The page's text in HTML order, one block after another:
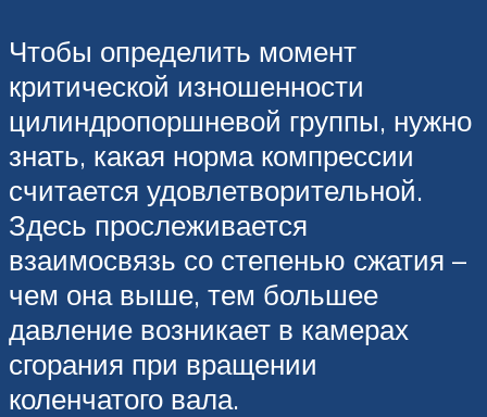
Чтобы определить момент
критической изношенности
цилиндропоршневой группы, нужно
знать, какая норма компрессии
считается удовлетворительной.
Здесь прослеживается
взаимосвязь со степенью сжатия –
чем она выше, тем большее
давление возникает в камерах
сгорания при вращении
коленчатого вала.